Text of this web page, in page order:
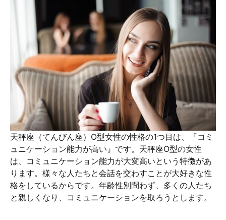
天秤座（てんびん座）O型女性の性格の1つ目は、『コミ
ュニケーション能力が高い』です。天秤座O型の女性
は、コミュニケーション能力が大変高いという特徴があ
ります。様々な人たちと会話を交わすことが大好きな性
格をしているからです。年齢性別問わず、多くの人たち
と親しくなり、コミュニケーションを取ろうとします。